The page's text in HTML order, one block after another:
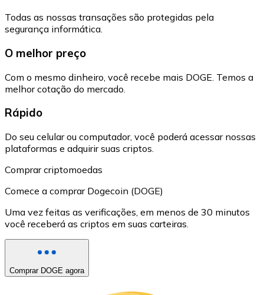
Todas as nossas transações são protegidas pela
segurança informática.
O melhor preço
Com o mesmo dinheiro, você recebe mais DOGE. Temos a
melhor cotação do mercado.
Rápido
Do seu celular ou computador, você poderá acessar nossas
plataformas e adquirir suas criptos.
Comprar criptomoedas
Comece a comprar Dogecoin (DOGE)
Uma vez feitas as verificações, em menos de 30 minutos
você receberá as criptos em suas carteiras.
Comprar DOGE agora